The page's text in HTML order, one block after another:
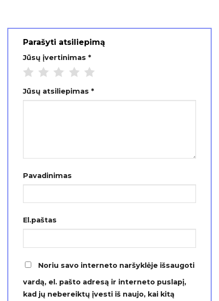
Parašyti atsiliepimą
Jūsų įvertinimas *
Jūsų atsiliepimas *
Pavadinimas
El.paštas
Noriu savo interneto naršyklėje išsaugoti
vardą, el. pašto adresą ir interneto puslapį,
kad jų nebereiktų įvesti iš naujo, kai kitą